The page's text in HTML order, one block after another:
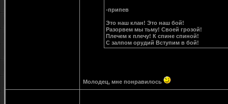
-припев
Это наш клан! Это наш бой!
Разорвем мы тьму! Своей грозой!
Плечем к плечу! К спине спиной!
С залпом орудий Вступим в бой!
Молодец, мне понравилось